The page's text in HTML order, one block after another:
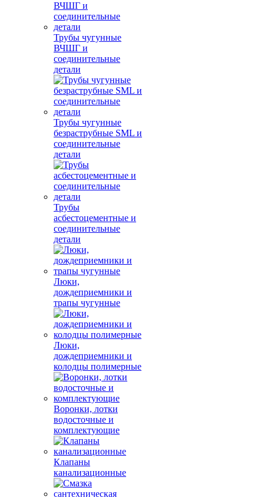
Трубы чугунные
ВЧШГ и
соединительные
детали
Трубы чугунные
безраструбные SML и
соединительные
детали
Трубы
асбестоцементные и
соединительные
детали
Люки,
дождеприемники и
трапы чугунные
Люки,
дождеприемники и
колодцы полимерные
Воронки, лотки
водосточные и
комплектующие
Клапаны
канализационные